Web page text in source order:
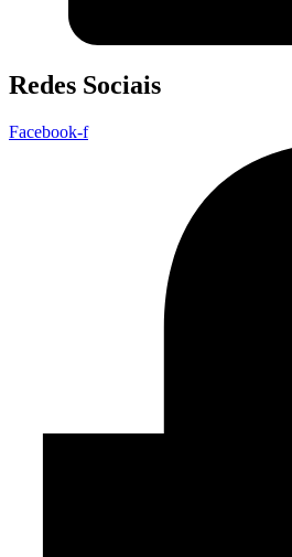
Redes Sociais
Facebook-f